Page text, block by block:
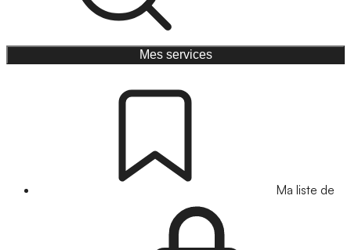
Mes services
Ma liste de